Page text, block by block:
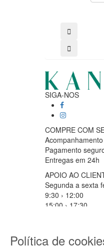
SIGA-NOS
COMPRE COM
Pagamento
Entregas em 24h
APOIO AO
Segunda a sexta
9:30 › 12:00
15:00 › 17:30
Política de